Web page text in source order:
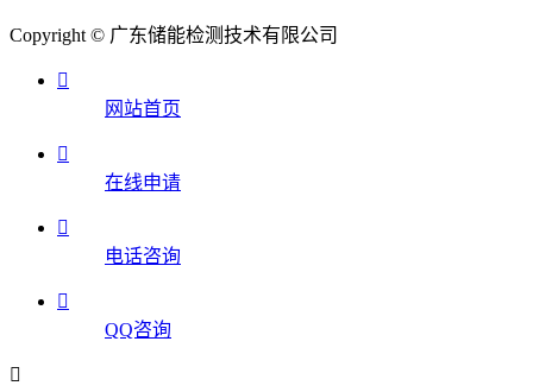
Copyright © 广东储能检测技术有限公司

网站首页

在线申请

电话咨询

QQ咨询
